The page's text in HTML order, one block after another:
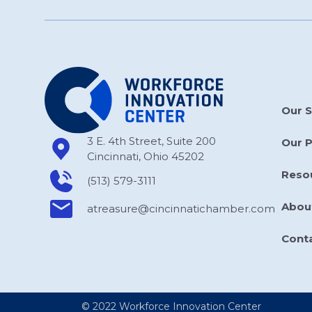
3 E. 4th Street, Suite 200
Cincinnati, Ohio 45202
(513) 579-3111
atreasure​@cincinnatichamber​.com
Our
Our
© 2022 Workforce Innovation Center